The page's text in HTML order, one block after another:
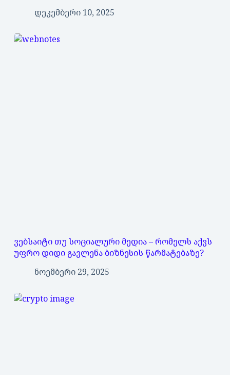
დეკემბერი 10, 2025
ვებსაიტი თუ სოციალური მედია – რომელს აქვს
უფრო დიდი გავლენა ბიზნესის წარმატებაზე?
ნოემბერი 29, 2025